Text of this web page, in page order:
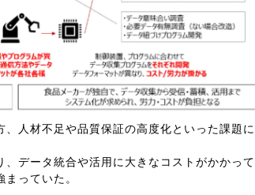
人材不足や品質保証の高度化といった課題に
データ統合や活用に大きなコストがかかって
っていた。